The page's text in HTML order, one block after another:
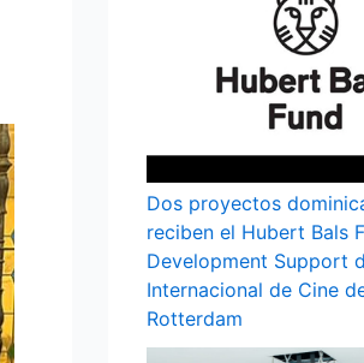
Dos proyectos
reciben el Hubert Bals
Development Support
Internacional de Cine
Rotterdam